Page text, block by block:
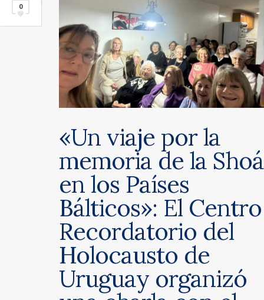
0
«Un viaje por la
memoria de la Shoá
en los Países
Bálticos»: El Centro
Recordatorio del
Holocausto de
Uruguay organizó